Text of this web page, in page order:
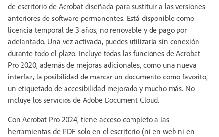
de escritorio de Acrobat diseñada para sustituir a las versiones
anteriores de software permanentes. Está disponible como
licencia temporal de 3 años, no renovable y de pago por
adelantado. Una vez activada, puedes utilizarla sin conexión
durante todo el plazo. Incluye todas las funciones de Acrobat
Pro 2020, además de mejoras adicionales, como una nueva
interfaz, la posibilidad de marcar un documento como favorito,
un etiquetado de accesibilidad mejorado y mucho más. No
incluye los servicios de Adobe Document Cloud.
Con Acrobat Pro 2024, tiene acceso completo a las
herramientas de PDF solo en el escritorio (ni en web ni en